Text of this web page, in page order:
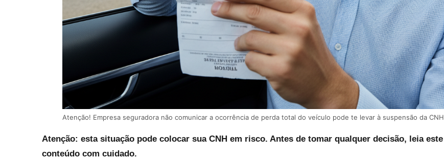
Atenção! Empresa seguradora não comunicar a ocorrência de perda total do veículo pode te levar à suspensão da CNH
Atenção: esta situação pode colocar sua CNH em risco. Antes de tomar qualquer decisão, leia este
conteúdo com cuidado.